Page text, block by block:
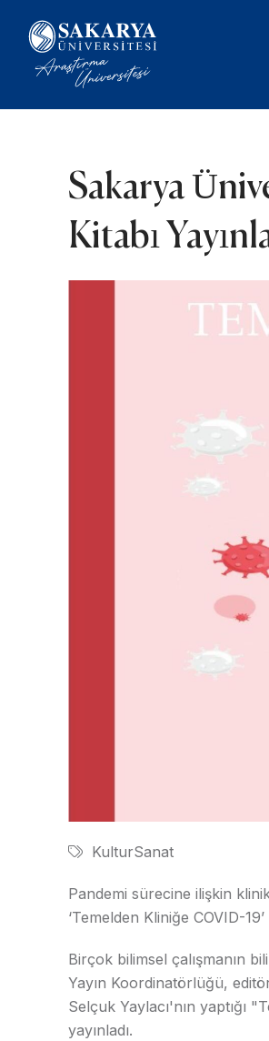
Sakarya
Kitabı
KulturSanat
Pandemi sürecine ilişkin
‘Temelden Kliniğe COVID-
Birçok bilimsel çalışmanın
Yayın Koordinatörlüğü,
Selçuk Yaylacı'nın yaptığı
yayınladı.